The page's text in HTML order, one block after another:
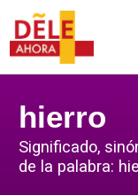
hierro
Significado,
de la palabra: